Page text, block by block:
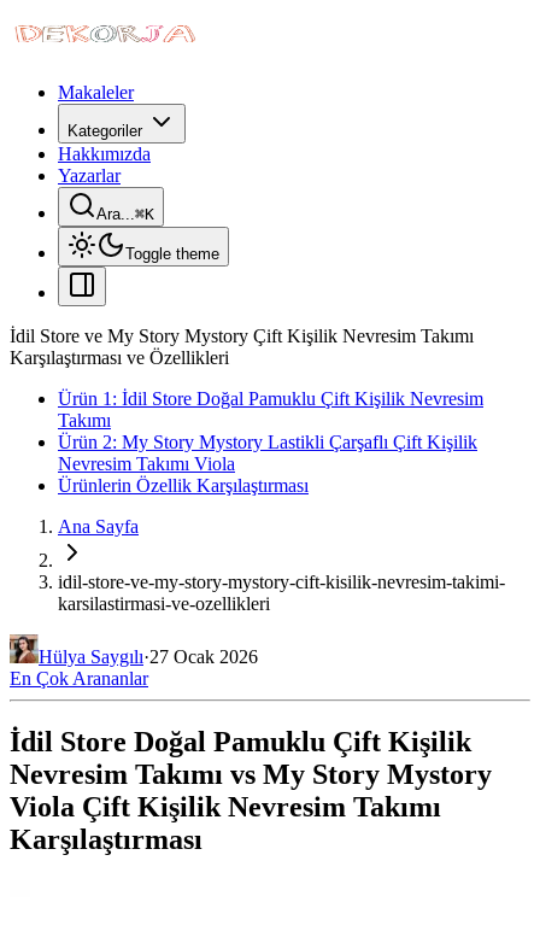
Makaleler
Kategoriler
Hakkımızda
Yazarlar
Ara...⌘K
Toggle theme
İdil Store ve My Story Mystory Çift Kişilik Nevresim Takımı
Karşılaştırması ve Özellikleri
Ürün 1: İdil Store Doğal Pamuklu Çift Kişilik Nevresim
Takımı
Ürün 2: My Story Mystory Lastikli Çarşaflı Çift Kişilik
Nevresim Takımı Viola
Ürünlerin Özellik Karşılaştırması
Ana Sayfa
idil-store-ve-my-story-mystory-cift-kisilik-nevresim-takimi-
karsilastirmasi-ve-ozellikleri
Hülya Saygılı·27 Ocak 2026
En Çok Arananlar
İdil Store Doğal Pamuklu Çift Kişilik
Nevresim Takımı vs My Story Mystory
Viola Çift Kişilik Nevresim Takımı
Karşılaştırması